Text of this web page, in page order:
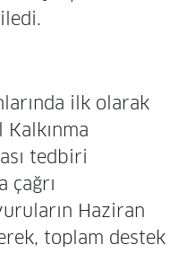
ilk olarak
Kalkınma
tedbiri
çağrı
Haziran
toplam destek